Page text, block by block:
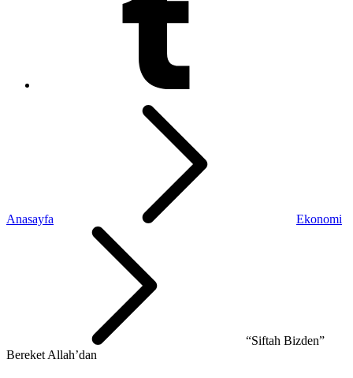
Anasayfa Ekonomi
“Siftah Bizden”
Bereket Allah’dan